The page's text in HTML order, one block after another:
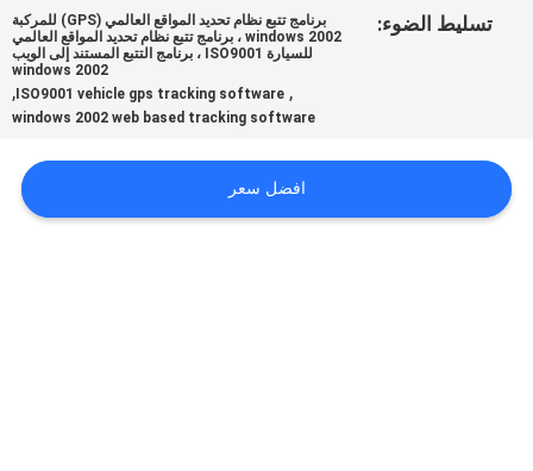
اتصل
اقتباس
تسليط الضوء:
برنامج تتبع نظام تحديد المواقع العالمي (GPS) للمركبة
windows 2002 ، برنامج تتبع نظام تحديد المواقع العالمي
للسيارة ISO9001 ، برنامج التتبع المستند إلى الويب
windows 2002
,
ISO9001 vehicle gps tracking software
,
windows 2002 web based tracking software
افضل سعر